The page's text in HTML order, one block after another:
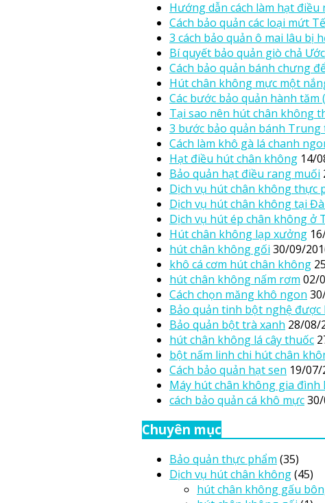
Hướng dẫn cách làm hạt
Cách bảo quản các loại mứt
3 cách bảo quản ô mai lâu bị
Bí quyết bảo quản giò chả
Cách bảo quản bánh chưng
Hút chân không mực một
Các bước bảo quản hành tăm
Tại sao nên hút chân không
3 bước bảo quản bánh Trung
Cách làm khô gà lá chanh
Hạt điều hút chân không 14/
Bảo quản hạt điều rang muối
Dịch vụ hút chân không thực
Dịch vụ hút chân không tại
Dịch vụ hút ép chân không ở
Hút chân không lạp xưởng
hút chân không gối 30/09/
khô cá cơm hút chân không
hút chân không nấm rơm 02/
Cách chọn măng khô ngon
Bảo quản tinh bột nghệ được
Bảo quản bột trà xanh 28/08/
hút chân không lá cây thuốc
bột nấm linh chi hút chân
Cách bảo quản hạt sen 19/07/
Máy hút chân không gia đình
cách bảo quản cá khô mực
Chuyên mục
Bảo quản thực phẩm (35)
Dịch vụ hút chân không(45)
hút chân không gấu